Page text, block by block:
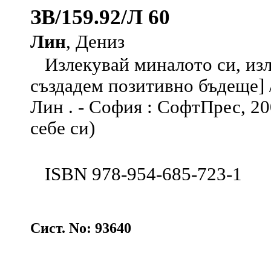
ЗВ/159.92/Л 60
Лин, Дениз
Излекувай миналото си,
създадем позитивно
Лин . - София : СофтПрес,
себе си)
ISBN 978-954-685-723-1
Сист. No: 93640